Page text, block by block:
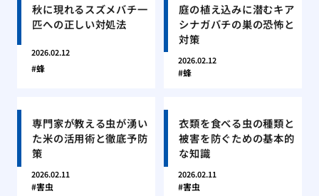
秋に現れるスズメバチ一
匹への正しい対処法
2026.02.12
蜂
庭の植え込みに潜むキア
シナガバチの巣の恐怖と
対策
2026.02.12
蜂
専門家が教える虫が湧い
た米の活用術と徹底予防
策
2026.02.11
害虫
衣類を食べる虫の種類と
被害を防ぐための基本的
な知識
2026.02.11
害虫